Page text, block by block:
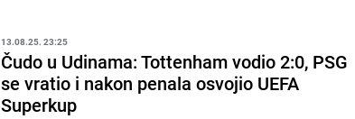
13.08.25. 23:25
Čudo u Udinama: Tottenham vodio 2:0, PSG
se vratio i nakon penala osvojio UEFA
Superkup